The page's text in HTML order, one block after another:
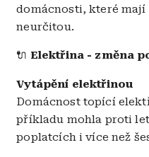
domácnosti, které mají
neurčitou.
🔌 Elektřina - změna
Vytápění elektřinou
Domácnost topící
příkladu mohla proti
poplatcích i více než